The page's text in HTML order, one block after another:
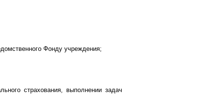
Фонду учреждения;
страхования, выполнении задач